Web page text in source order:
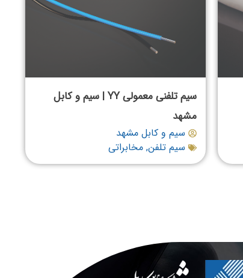
سیم تلفنی معمولی YY | سیم و کابل
مشهد
سیم و کابل مشهد
سیم تلفن, مخابراتی